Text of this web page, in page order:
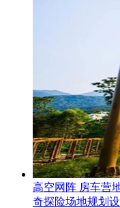
高空网阵 房车营
奇探险场地规划